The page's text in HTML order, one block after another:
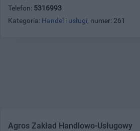
Telefon: 5316993
Kategoria: Handel i usługi, numer: 261
Agros Zakład Handlowo-Usługowy